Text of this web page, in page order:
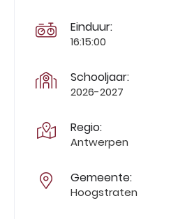
Einduur:
16:15:00
Schooljaar:
2026-2027
Regio:
Antwerpen
Gemeente:
Hoogstraten